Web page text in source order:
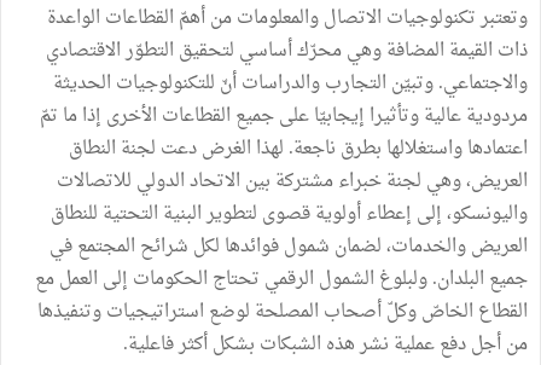
وتعتبر تكنولوجيات الاتصال والمعلومات من أهمّ القطاعات الواعدة
ذات القيمة المضافة وهي محرّك أساسي لتحقيق التطوّر الاقتصادي
والاجتماعي. وتبيّن التجارب والدراسات أنّ للتكنولوجيات الحديثة
مردودية عالية وتأثيرا إيجابيّا على جميع القطاعات الأخرى إذا ما تمّ
اعتمادها واستغلالها بطرق ناجعة. لهذا الغرض دعت لجنة النطاق
العريض، وهي لجنة خبراء مشتركة بين الاتحاد الدولي للاتصالات
واليونسكو، إلى إعطاء أولوية قصوى لتطوير البنية التحتية للنطاق
العريض والخدمات، لضمان شمول فوائدها لكل شرائح المجتمع في
جميع البلدان. ولبلوغ الشمول الرقمي تحتاج الحكومات إلى العمل مع
القطاع الخاصّ وكلّ أصحاب المصلحة لوضع استراتيجيات وتنفيذها
من أجل دفع عملية نشر هذه الشبكات بشكل أكثر فاعلية.